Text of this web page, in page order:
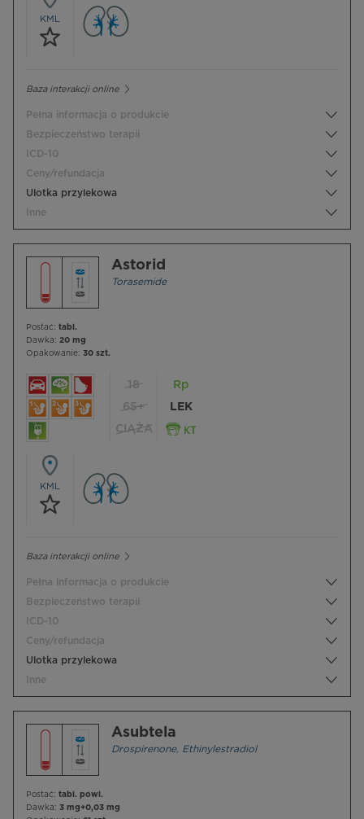
KML
Baza interakcji online
Pełna informacja o produkcie
Bezpieczeństwo terapii
ICD-10
Ceny/refundacja
Ulotka przylekowa
Inne
Astorid
Torasemide
Postać: tabl.
Dawka: 20 mg
Opakowanie: 30 szt.
18
65+
CIĄŻA
Rp
LEK
KML
Baza interakcji online
Pełna informacja o produkcie
Bezpieczeństwo terapii
ICD-10
Ceny/refundacja
Ulotka przylekowa
Inne
Asubtela
Drospirenone, Ethinylestradiol
Postać: tabl. powl.
Dawka: 3 mg+0,03 mg